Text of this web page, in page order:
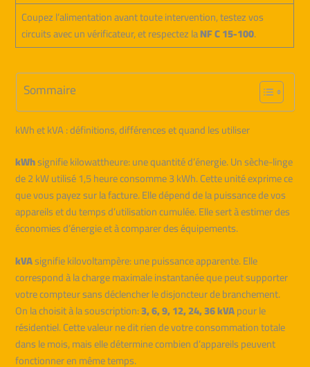
Coupez l’alimentation avant toute intervention, testez vos
circuits avec un vérificateur, et respectez laNF C 15-100.
Sommaire
kWh et kVA : définitions, différences et quand les utiliser
kWhsignifie kilowattheure: une quantité d’énergie. Un sèche-linge
de 2 kW utilisé 1,5 heure consomme 3 kWh. Cette unité exprime ce
que vous payez sur la facture. Elle dépend de la puissance de vos
appareils et du temps d’utilisation cumulée. Elle sert à estimer des
économies d’énergie et à comparer des équipements.
kVAsignifie kilovoltampère: une puissance apparente. Elle
correspond à la charge maximale instantanée que peut supporter
votre compteur sans déclencher le disjoncteur de branchement.
On la choisit à la souscription:3, 6, 9, 12, 24, 36 kVApour le
résidentiel. Cette valeur ne dit rien de votre consommation totale
dans le mois, mais elle détermine combien d’appareils peuvent
fonctionner en même temps.